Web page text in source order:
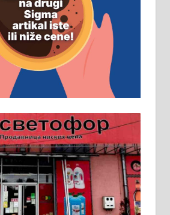
Рудник
запошљава 20
рудара. Услови:
пожељно радно
истим и сличним
не и неопходан
смештај,
032/57-41-122 –
завршних радова
хидроизолације и
061/25-28-058
потребан возач са Б
064/02-85-511